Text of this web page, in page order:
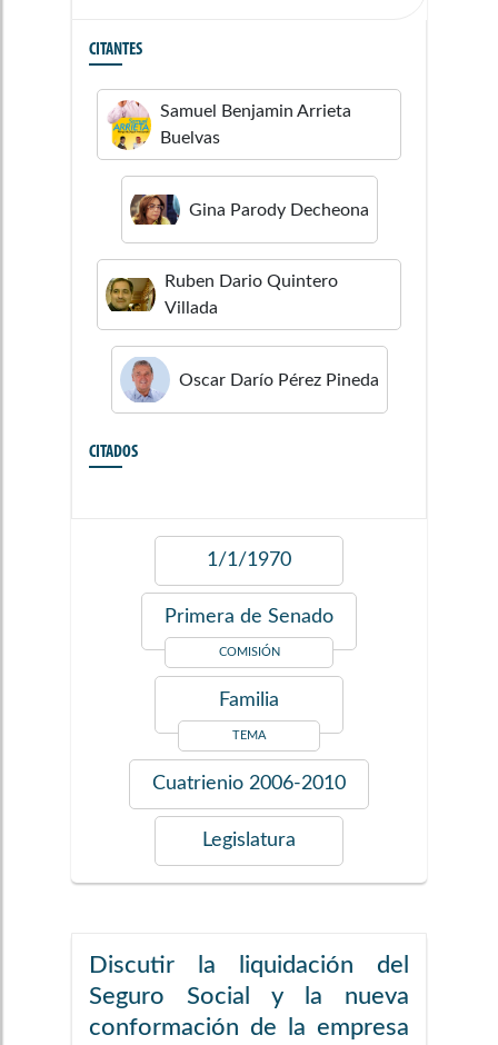
CITANTES
Samuel Benjamin Arrieta
Buelvas
Gina Parody Decheona
Ruben Dario Quintero
Villada
Oscar Darío Pérez Pineda
CITADOS
1/1/1970
Primera de Senado
COMISIÓN
Familia
TEMA
Cuatrienio 2006-2010
Legislatura
Discutir la liquidación del
Seguro Social y la nueva
conformación de la empresa